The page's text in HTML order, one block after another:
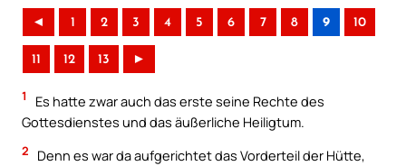
◄ 1 2 3 4 5 6 7 8 9 10
11 12 13 ►
1
Es hatte zwar auch das erste seine Rechte des
Gottesdienstes und das äußerliche Heiligtum.
2
Denn es war da aufgerichtet das Vorderteil der Hütte,